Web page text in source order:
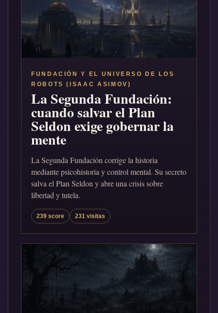
FUNDACIÓN Y EL UNIVERSO DE LOS
ROBOTS (ISAAC ASIMOV)
La Segunda Fundación:
cuando salvar el Plan
Seldon exige gobernar la
mente
La Segunda Fundación corrige la historia
mediante psicohistoria y control mental. Su secreto
salva el Plan Seldon y abre una crisis sobre
libertad y tutela.
239 score 231 visitas